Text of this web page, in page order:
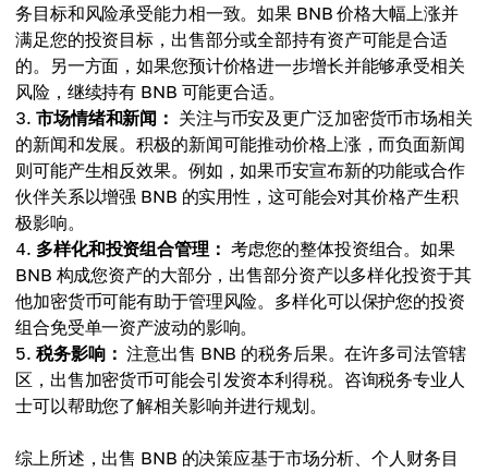
务目标和风险承受能力相一致。如果 BNB 价格大幅上涨并
满足您的投资目标，出售部分或全部持有资产可能是合适
的。另一方面，如果您预计价格进一步增长并能够承受相关
风险，继续持有 BNB 可能更合适。
市场情绪和新闻： 关注与币安及更广泛加密货币市场相关
的新闻和发展。积极的新闻可能推动价格上涨，而负面新闻
则可能产生相反效果。例如，如果币安宣布新的功能或合作
伙伴关系以增强 BNB 的实用性，这可能会对其价格产生积
极影响。
多样化和投资组合管理： 考虑您的整体投资组合。如果
BNB 构成您资产的大部分，出售部分资产以多样化投资于其
他加密货币可能有助于管理风险。多样化可以保护您的投资
组合免受单一资产波动的影响。
税务影响： 注意出售 BNB 的税务后果。在许多司法管辖
区，出售加密货币可能会引发资本利得税。咨询税务专业人
士可以帮助您了解相关影响并进行规划。
综上所述，出售 BNB 的决策应基于市场分析、个人财务目